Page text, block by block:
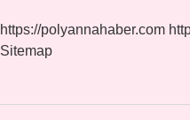
https://polyannahaber.com
Sitemap